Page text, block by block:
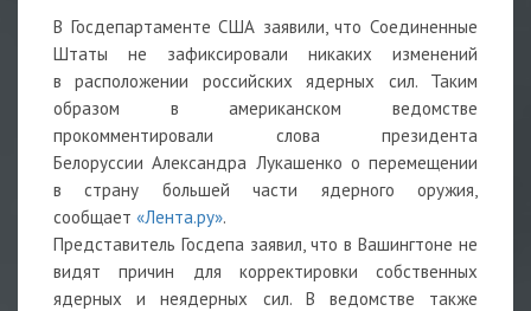
В Госдепартаменте США заявили, что Соединенные
Штаты не зафиксировали никаких изменений
в расположении российских ядерных сил. Таким
образом в американском ведомстве
прокомментировали слова президента
Белоруссии Александра Лукашенко о перемещении
в страну большей части ядерного оружия,
сообщает «Лента.ру».
Представитель Госдепа заявил, что в Вашингтоне не
видят причин для корректировки собственных
ядерных и неядерных сил. В ведомстве также